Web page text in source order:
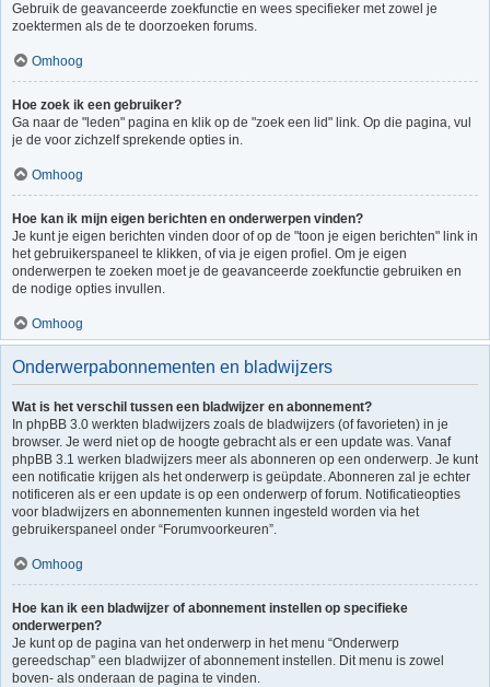
Gebruik de geavanceerde zoekfunctie en wees specifieker met zowel je
zoektermen als de te doorzoeken forums.
Omhoog
Hoe zoek ik een gebruiker?
Ga naar de "leden" pagina en klik op de "zoek een lid" link. Op die pagina, vul
je de voor zichzelf sprekende opties in.
Omhoog
Hoe kan ik mijn eigen berichten en onderwerpen vinden?
Je kunt je eigen berichten vinden door of op de "toon je eigen berichten" link in
het gebruikerspaneel te klikken, of via je eigen profiel. Om je eigen
onderwerpen te zoeken moet je de geavanceerde zoekfunctie gebruiken en
de nodige opties invullen.
Omhoog
Onderwerpabonnementen en bladwijzers
Wat is het verschil tussen een bladwijzer en abonnement?
In phpBB 3.0 werkten bladwijzers zoals de bladwijzers (of favorieten) in je
browser. Je werd niet op de hoogte gebracht als er een update was. Vanaf
phpBB 3.1 werken bladwijzers meer als abonneren op een onderwerp. Je kunt
een notificatie krijgen als het onderwerp is geüpdate. Abonneren zal je echter
notificeren als er een update is op een onderwerp of forum. Notificatieopties
voor bladwijzers en abonnementen kunnen ingesteld worden via het
gebruikerspaneel onder “Forumvoorkeuren”.
Omhoog
Hoe kan ik een bladwijzer of abonnement instellen op specifieke
onderwerpen?
Je kunt op de pagina van het onderwerp in het menu “Onderwerp
gereedschap” een bladwijzer of abonnement instellen. Dit menu is zowel
boven- als onderaan de pagina te vinden.